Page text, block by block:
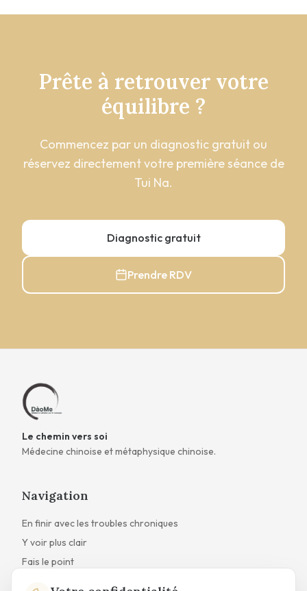
Prête à retrouver votre
équilibre ?
Commencez par un diagnostic gratuit ou
réservez directement votre première séance de
Tui Na.
Diagnostic gratuit
Prendre RDV
Le chemin vers soi
Médecine chinoise et métaphysique chinoise.
Navigation
En finir avec les troubles chroniques
Y voir plus clair
Fais le point